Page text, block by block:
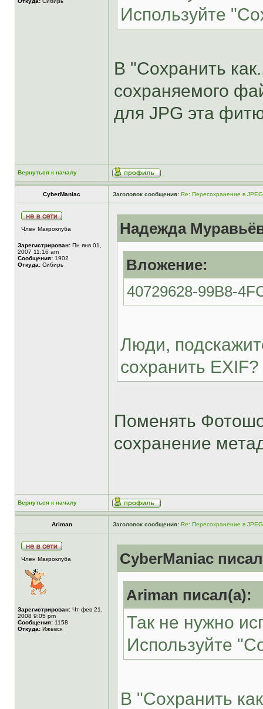
Используйте
В "Сохранить
сохраняемого
для JPG эта
Вернуться к началу
CyberManiac Заголовок сообщения: Re: Пересохранение в JPEG
Член Макроклуба
Зарегистрирован: Пн янв 01,
2007 11:16 am
Сообщения: 1902
Откуда: Сибирь
Надежда
Вложение:
40729628-99B8-
Люди,
сохранить
Поменять
сохранение
Вернуться к началу
Ariman Заголовок сообщения: Re: Пересохранение в JPEG
Член Макроклуба
Зарегистрирован: Чт фев 21,
2008 9:05 pm
Сообщения: 1158
Откуда: Ижевск
CyberManiac
Ariman писал(а):
Так не нужно
Используйте
В "Сохранить